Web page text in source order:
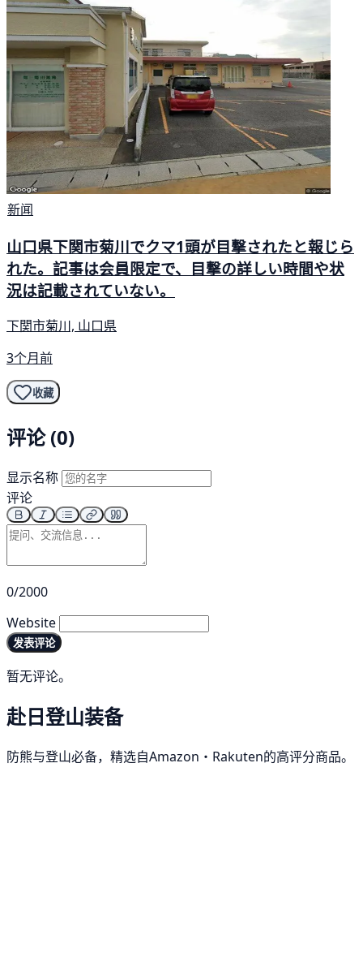
新闻
山口県下関市菊川でクマ1頭が目撃されたと報じら
れた。記事は会員限定で、目撃の詳しい時間や状
況は記載されていない。
下関市菊川, 山口県
3个月前
收藏
评论 (0)
显示名称
评论
0/2000
Website
发表评论
暂无评论。
赴日登山装备
防熊与登山必备，精选自Amazon・Rakuten的高评分商品。